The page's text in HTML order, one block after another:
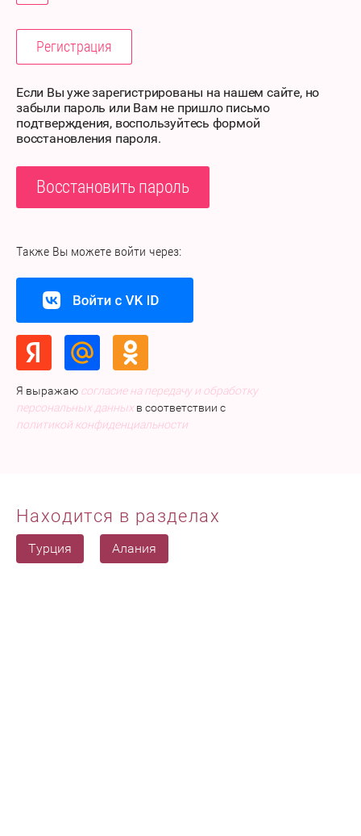
Регистрация
Если Вы уже зарегистрированы на нашем сайте, но
забыли пароль или Вам не пришло письмо
подтверждения, воспользуйтесь формой
восстановления пароля.
Восстановить пароль
Также Вы можете войти через:
Я выражаю согласие на передачу и обработку
персональных данных в соответствии с
политикой конфиденциальности
Находится в разделах
Турция Алания